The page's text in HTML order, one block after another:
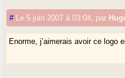
# Le 5 juin 2007 à 03:04 par
Enorme, j’aimerais avoir ce logo